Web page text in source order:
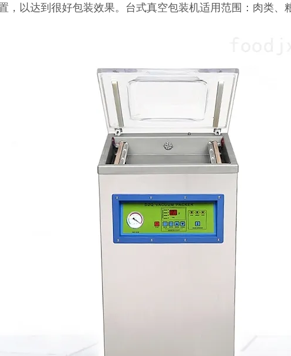
，以达到很好包装效果。台式真空包装机适用范围：肉类、